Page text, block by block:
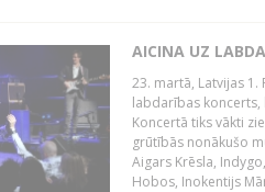
AICINA UZ
23. martā, Latvijas 1.
labdarības koncerts,
Koncertā tiks vākti
grūtībās nonākušo
Aigars Krēsla,
Hobos, Inokentijs